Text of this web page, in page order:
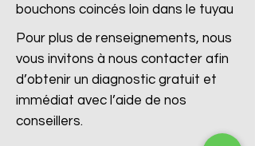
bouchons coincés loin dans le tuyau
Pour plus de renseignements, nous
vous invitons à nous contacter afin
d’obtenir un diagnostic gratuit et
immédiat avec l’aide de nos
conseillers.